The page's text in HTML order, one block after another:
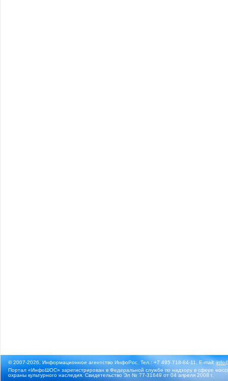
© 2007-2026, Информационное агентство ИнфоРос. Тел.: +7 495 718-84-11, E-mail:
Портал «ИнфоШОС» зарегистрирован в Федеральной службе по надзору в сфере
охраны культурного наследия. Свидетельство Эл № 77-31649 от 04 апреля 2008 г.